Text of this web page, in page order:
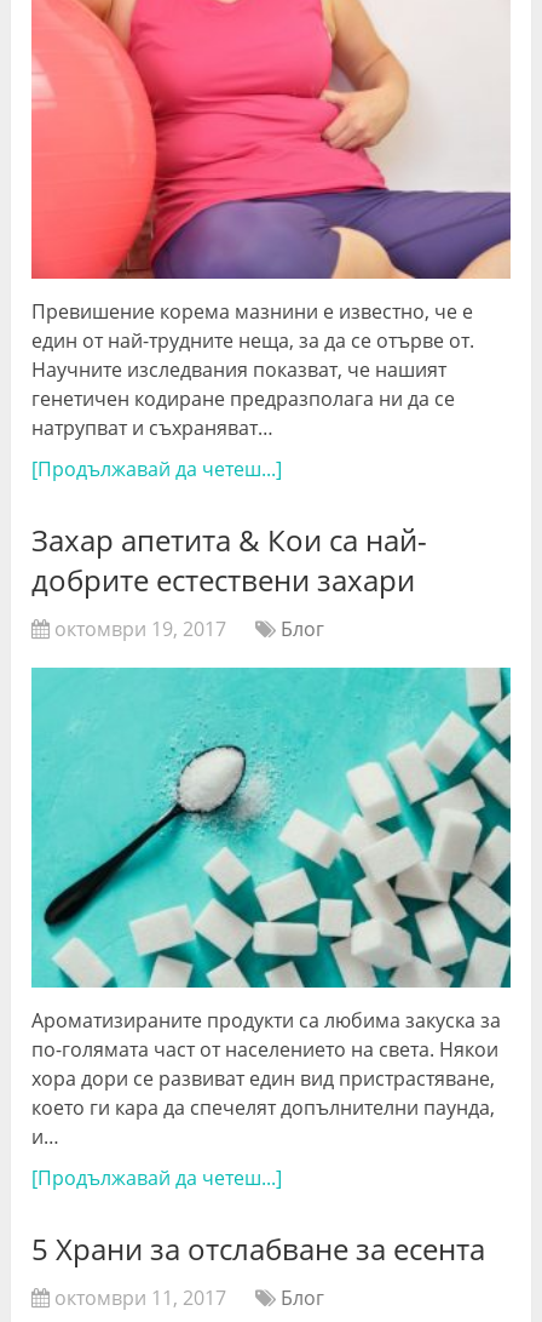
Превишение корема мазнини е известно, че е
един от най-трудните неща, за да се отърве от.
Научните изследвания показват, че нашият
генетичен кодиране предразполага ни да се
натрупват и съхраняват…
[Продължавай да четеш...]
Захар апетита & Кои са най-
добрите естествени захари
октомври 19, 2017 Блог
Ароматизираните продукти са любима закуска за
по-голямата част от населението на света. Някои
хора дори се развиват един вид пристрастяване,
което ги кара да спечелят допълнителни паунда,
и…
[Продължавай да четеш...]
5 Храни за отслабване за есента
октомври 11, 2017 Блог